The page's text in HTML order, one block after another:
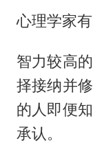
心理学家
智力较高
择接纳并
的人即便
承认。